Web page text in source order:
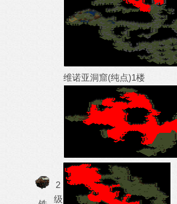
2
级
维诺亚洞窟(纯点)1楼